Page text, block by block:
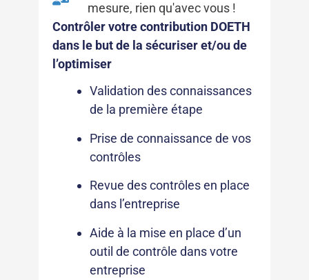
mesure, rien qu'avec vous !
Contrôler votre contribution DOETH
dans le but de la sécuriser et/ou de
l’optimiser
Validation des connaissances
de la première étape
Prise de connaissance de vos
contrôles
Revue des contrôles en place
dans l’entreprise
Aide à la mise en place d’un
outil de contrôle dans votre
entreprise